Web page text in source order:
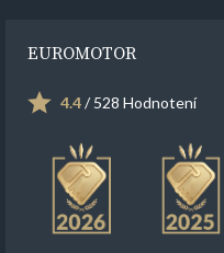
EUROMOTOR
4.4/ 528 Hodnotení